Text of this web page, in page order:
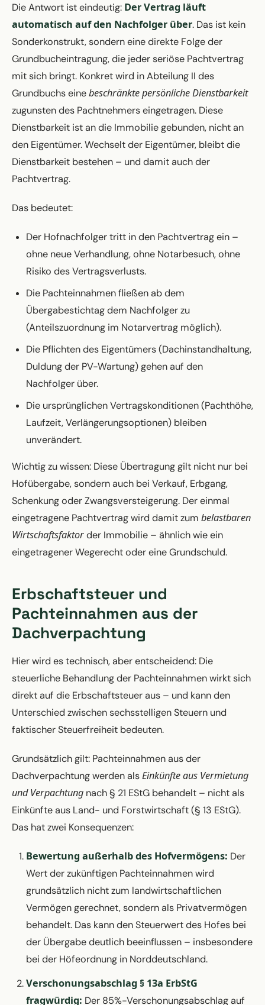
Die Antwort ist eindeutig: Der Vertrag läuft
automatisch auf den Nachfolger über. Das ist kein
Sonderkonstrukt, sondern eine direkte Folge der
Grundbucheintragung, die jeder seriöse Pachtvertrag
mit sich bringt. Konkret wird in Abteilung II des
Grundbuchs einebeschränkte persönliche Dienstbarkeit
zugunsten des Pachtnehmers eingetragen. Diese
Dienstbarkeit ist an die Immobilie gebunden, nicht an
den Eigentümer. Wechselt der Eigentümer, bleibt die
Dienstbarkeit bestehen – und damit auch der
Pachtvertrag.
Das bedeutet:
Der Hofnachfolger tritt in den Pachtvertrag ein –
ohne neue Verhandlung, ohne Notarbesuch, ohne
Risiko des Vertragsverlusts.
Die Pachteinnahmen fließen ab dem
Übergabestichtag dem Nachfolger zu
(Anteilszuordnung im Notarvertrag möglich).
Die Pflichten des Eigentümers (Dachinstandhaltung,
Duldung der PV-Wartung) gehen auf den
Nachfolger über.
Die ursprünglichen Vertragskonditionen (Pachthöhe,
Laufzeit, Verlängerungsoptionen) bleiben
unverändert.
Wichtig zu wissen: Diese Übertragung gilt nicht nur bei
Hofübergabe, sondern auch bei Verkauf, Erbgang,
Schenkung oder Zwangsversteigerung. Der einmal
eingetragene Pachtvertrag wird damit zum belastbaren
Wirtschaftsfaktorder Immobilie – ähnlich wie ein
eingetragener Wegerecht oder eine Grundschuld.
Erbschaftsteuer und
Pachteinnahmen aus der
Dachverpachtung
Hier wird es technisch, aber entscheidend: Die
steuerliche Behandlung der Pachteinnahmen wirkt sich
direkt auf die Erbschaftsteuer aus – und kann den
Unterschied zwischen sechsstelligen Steuern und
faktischer Steuerfreiheit bedeuten.
Grundsätzlich gilt: Pachteinnahmen aus der
Dachverpachtung werden alsEinkünfte aus Vermietung
und Verpachtung nach § 21 EStG behandelt – nicht als
Einkünfte aus Land- und Forstwirtschaft (§ 13 EStG).
Das hat zwei Konsequenzen:
Bewertung außerhalb des Hofvermögens: Der
Wert der zukünftigen Pachteinnahmen wird
grundsätzlich nicht zum landwirtschaftlichen
Vermögen gerechnet, sondern als Privatvermögen
behandelt. Das kann den Steuerwert des Hofes bei
der Übergabe deutlich beeinflussen – insbesondere
bei der Höfeordnung in Norddeutschland.
Verschonungsabschlag § 13a ErbStG
fragwürdig: Der 85%-Verschonungsabschlag auf